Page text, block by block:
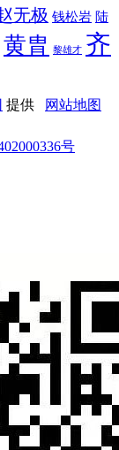
无极 钱松岩 陆
黄胄 黎雄才 齐
提供
网站地图
号